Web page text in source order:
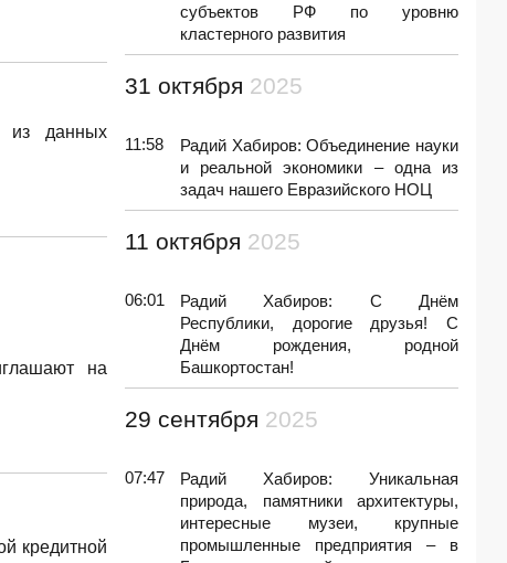
из данных
на
кредитной
субъектов РФ по уровню
кластерного развития
31 октября 2025
11:58
Радий Хабиров: Объединение науки
и реальной экономики – одна из
задач нашего Евразийского НОЦ
11 октября 2025
06:01
Радий Хабиров: С Днём
Республики, дорогие друзья! С
Днём рождения, родной
Башкортостан!
29 сентября 2025
07:47
Радий Хабиров: Уникальная
природа, памятники архитектуры,
интересные музеи, крупные
промышленные предприятия – в